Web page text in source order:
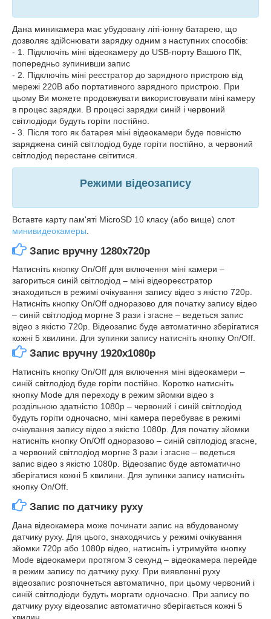
Дана миникамера має убудовану літі-іонну батарею, що
дозволяє здійснювати зарядку одним з наступних способів:
- 1. Підключіть міні відеокамеру до USB-порту Вашого ПК,
попередньо зупинивши запис
- 2. Підключіть міні реєстратор до зарядного пристрою від
мережі 220В або портативного зарядного пристрою. При
цьому Ви можете продовжувати використовувати міні камеру
в процес зарядки. В процесі зарядки синій і червоний
світлодіоди будуть горіти постійно.
- 3. Після того як батарея міні відеокамери буде повністю
заряджена синій світлодіод буде горіти постійно, а червоний
світлодіод перестане світитися.
Режими відеозапису
Вставте карту пам'яті MicroSD 10 класу (або вище) слот
минивидеокамеры
Запис вручну 1280x720p
Натисніть кнопку On/Off для включення міні камери –
загориться синій світлодіод – міні відеореєстратор
знаходиться в режимі очікування запису відео з якістю 720p.
Натисніть кнопку On/Off одноразово для початку запису відео
– синій світлодіод моргне 3 рази і згасне – ведеться запис
відео з якістю 720p. Відеозапис буде автоматично зберігатися
кожні 5 хвилини. Для зупинки запису натисніть кнопку On/Off.
Запис вручну 1920x1080p
Натисніть кнопку On/Off для включення міні відеокамери –
синій світлодіод буде горіти постійно. Коротко натисніть
кнопку Mode для переходу в режим зйомки відео з
роздільною здатністю 1080p – червоний і синій світлодіод
будуть горіти одночасно, міні камера перебуває в режимі
очікування запису відео з якістю 1080p. Для початку зйомки
натисніть кнопку On/Off одноразово – синій світлодіод згасне,
а червоний світлодіод моргне 3 рази і згасне – ведеться
запис відео з якістю 1080p. Відеозапис буде автоматично
зберігатися кожні 5 хвилини. Для зупинки запису натисніть
кнопку On/Off.
Запис по датчику руху
Дана відеокамера може починати запис на вбудованому
датчику руху. Для цього, знаходячись у режимі очікування
зйомки 720p або 1080p відео, натисніть і утримуйте кнопку
Mode відеокамери протягом 3 секунд – відеокамера перейде
в режим запису по датчику руху. При виявленні руху
відеозапис розпочнеться автоматично, при цьому червоний і
синій світлодіоди будуть моргати одночасно. При запису по
датчику руху відеозапис автоматично зберігається кожні 5
хвилин.